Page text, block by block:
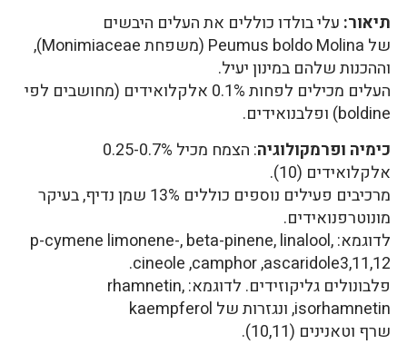
תיאור: עלי בולדו כוללים את העלים היבשים
של Peumus boldo Molina
(משפחת Monimiaceae),
וההכנות שלהם במינון יעיל.
העלים מכילים לפחות 0.1% אלקלואידים (מחושבים לפי
boldine) ופלבנואידים.
כימיה ופרמקולוגיה
: הצמח מכיל 0.25-0.7%
אלקלואידים (10).
מרכיבים פעילים נוספים כוללים 13% שמן נדיף, בעיקר
מונוטרפנואידים.
לדוגמא: p-cymene limonene-, beta-pinene, linalool,
cineole ,camphor ,ascaridole3,11,12.
פלבונולים גליקוזידים. לדוגמא: rhamnetin,
isorhamnetin, ונגזרות של kaempferol
שרף וטאנינים (10,11).